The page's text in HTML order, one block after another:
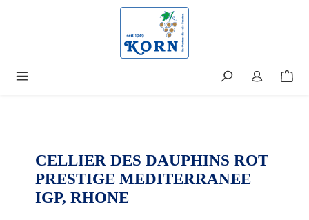
CELLIER DES DAUPHINS ROT
PRESTIGE MEDITERRANEE
IGP, RHONE